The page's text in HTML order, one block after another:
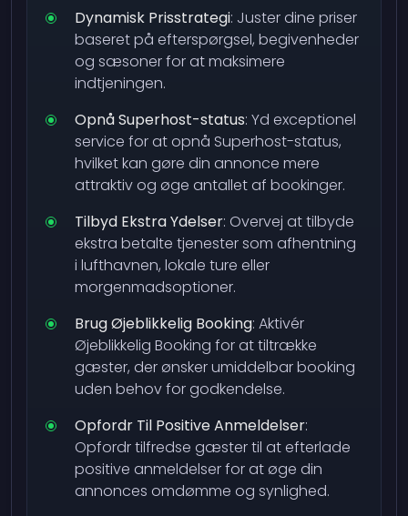
Dynamisk Prisstrategi: Juster dine priser
baseret på efterspørgsel, begivenheder
og sæsoner for at maksimere
indtjeningen.
Opnå Superhost-status: Yd exceptionel
service for at opnå Superhost-status,
hvilket kan gøre din annonce mere
attraktiv og øge antallet af bookinger.
Tilbyd Ekstra Ydelser: Overvej at tilbyde
ekstra betalte tjenester som afhentning
i lufthavnen, lokale ture eller
morgenmadsoptioner.
Brug Øjeblikkelig Booking: Aktivér
Øjeblikkelig Booking for at tiltrække
gæster, der ønsker umiddelbar booking
uden behov for godkendelse.
Opfordr Til Positive Anmeldelser:
Opfordr tilfredse gæster til at efterlade
positive anmeldelser for at øge din
annonces omdømme og synlighed.